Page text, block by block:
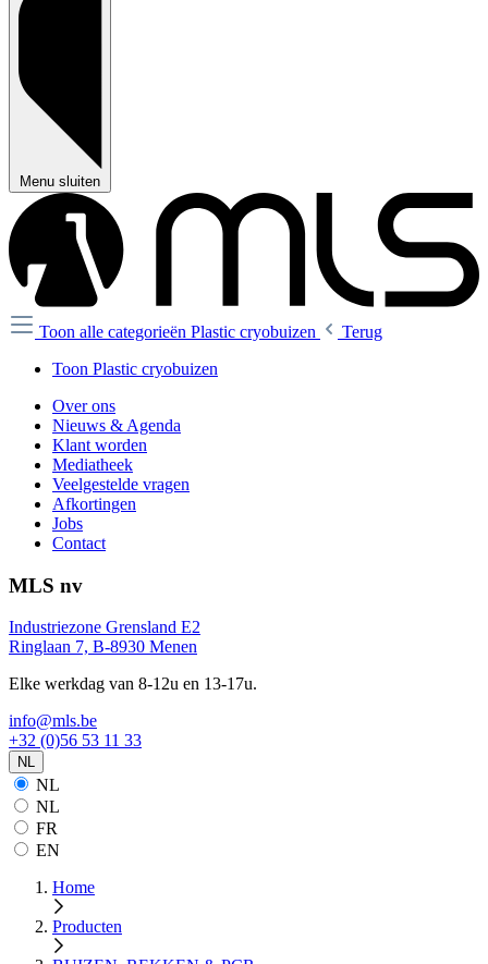
Menu sluiten
Toon alle categorieën Plastic cryobuizen
Terug
Toon Plastic cryobuizen
Over ons
Nieuws & Agenda
Klant worden
Mediatheek
Veelgestelde vragen
Afkortingen
Jobs
Contact
MLS nv
Industriezone Grensland E2
Ringlaan 7, B-8930 Menen
Elke werkdag van 8-12u en 13-17u.
info@mls.be
+32 (0)56 53 11 33
NL
NL
NL
FR
EN
Home
Producten